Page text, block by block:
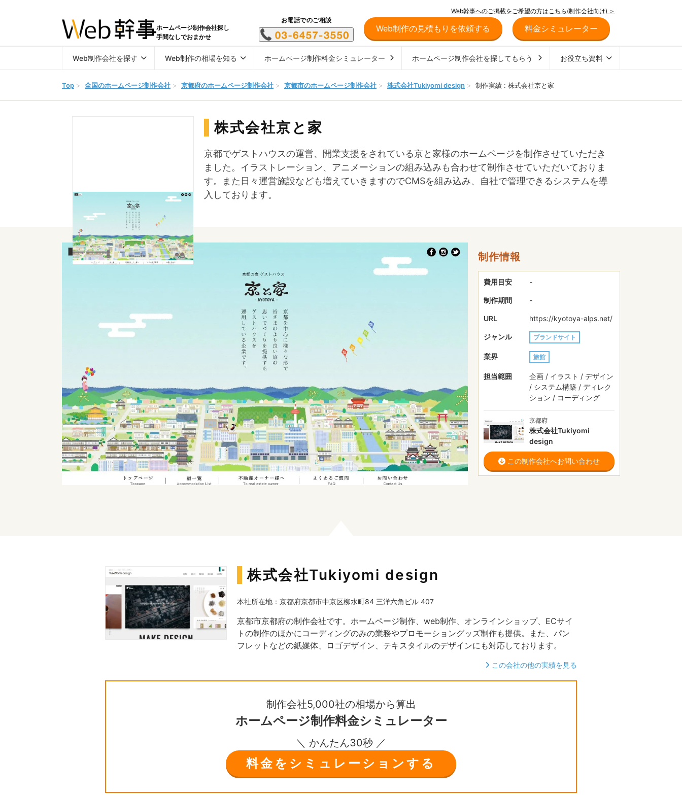
ホームページ制作会社探し
手間なしでおまかせ
Web幹事へのご掲載をご希望の方はこちら(制作会社向け) ＞
お電話でのご相談
Web制作の見積もりを依頼する 料金シミュレーター
Web制作会社を探す Web制作の相場を知る ホームページ制作料金シミュレーター ホームページ制作会社を探してもらう お役立ち資料
Top > 全国のホームページ制作会社 > 京都府のホームページ制作会社 > 京都市のホームページ制作会社 > 株式会社Tukiyomi design > 制作実績 : 株式会社京と家
株式会社京と家
京都でゲストハウスの運営、開業支援をされている京と家様のホームページを制作させていただき
ました。イラストレーション、アニメーションの組み込みも合わせて制作させていただいておりま
す。また日々運営施設なども増えていきますのでCMSを組み込み、自社で管理できるシステムを導
入しております。
制作情報
費用目安 -
制作期間 -
URL https://kyotoya-alps.net/
ジャンル ブランドサイト
業界 旅館
担当範囲
企画 / イラスト / デザイン
/ システム構築 / ディレク
ション / コーディング
京都府
株式会社Tukiyomi
design
この制作会社へお問い合わせ
株式会社Tukiyomi design
本社所在地：京都府京都市中京区柳水町84 三洋六角ビル 407
京都市京都府の制作会社です。ホームページ制作、web制作、オンラインショップ、ECサイ
トの制作のほかにコーディングのみの業務やプロモーショングッズ制作も提供。また、パン
フレットなどの紙媒体、ロゴデザイン、テキスタイルのデザインにも対応しております。
この会社の他の実績を見る
制作会社5,000社の相場から算出
ホームページ制作料金シミュレーター
＼ かんたん30秒 ／
料金をシミュレーションする